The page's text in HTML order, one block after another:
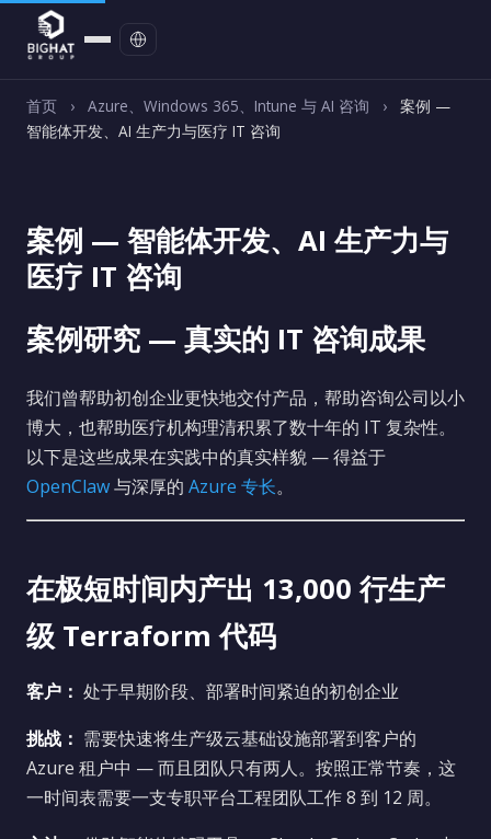
首页 › Azure、Windows 365、Intune 与 AI 咨询 ›
案例 —
智能体开发、AI 生产力与医疗 IT 咨询
案例 — 智能体开发、AI 生产力与
医疗 IT 咨询
案例研究 — 真实的 IT 咨询成果
我们曾帮助初创企业更快地交付产品，帮助咨询公司以小
博大，也帮助医疗机构理清积累了数十年的 IT 复杂性。
以下是这些成果在实践中的真实样貌 — 得益于
OpenClaw与深厚的 Azure 专长。
在极短时间内产出 13,000 行生产
级 Terraform 代码
客户： 处于早期阶段、部署时间紧迫的初创企业
挑战： 需要快速将生产级云基础设施部署到客户的
Azure 租户中 — 而且团队只有两人。按照正常节奏，这
一时间表需要一支专职平台工程团队工作 8 到 12 周。